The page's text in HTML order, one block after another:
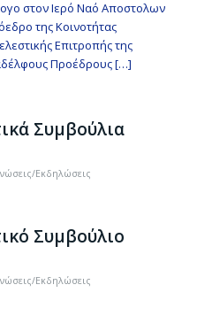
στον Ιερό Ναό Αποστολων
της Κοινοτήτας
Επιτροπής της
Προέδρους […]
Συμβούλια
Εκδηλώσεις
Συμβούλιο
Εκδηλώσεις